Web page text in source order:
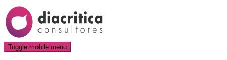
Skip
to
content
Toggle mobile menu